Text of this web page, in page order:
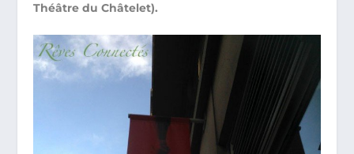
Théâtre du Châtelet).